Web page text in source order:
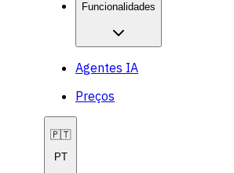
Funcionalidades
Agentes IA
Preços
🇵🇹
PT